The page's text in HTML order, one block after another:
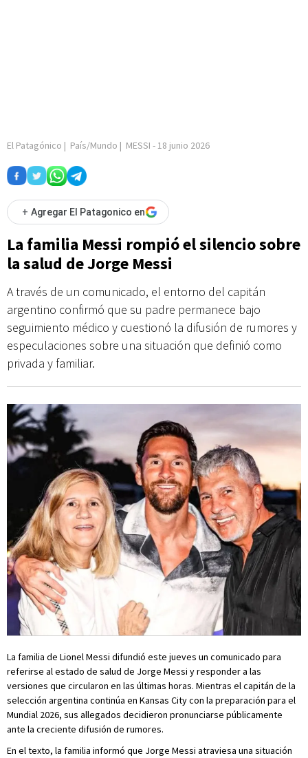
El Patagónico | País/Mundo | MESSI - 18 junio 2026
+ Agregar El Patagonico en
La familia Messi rompió el silencio sobre
la salud de Jorge Messi
A través de un comunicado, el entorno del capitán
argentino confirmó que su padre permanece bajo
seguimiento médico y cuestionó la difusión de rumores y
especulaciones sobre una situación que definió como
privada y familiar.
La familia de Lionel Messi difundió este jueves un comunicado para
referirse al estado de salud de Jorge Messi y responder a las
versiones que circularon en las últimas horas. Mientras el capitán de la
selección argentina continúa en Kansas City con la preparación para el
Mundial 2026, sus allegados decidieron pronunciarse públicamente
ante la creciente difusión de rumores.
En el texto, la familia informó que Jorge Messi atraviesa una situación